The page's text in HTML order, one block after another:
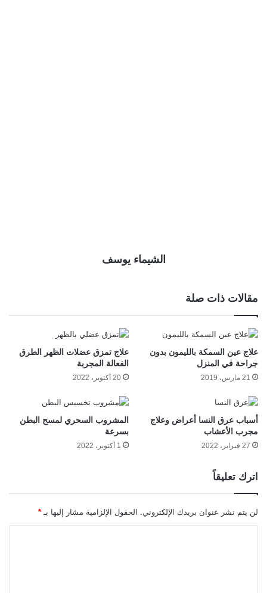
الشيماء يوسف
مقالات ذات صلة
علاج عين السمكة بالليمون بدون
جراحة في المنزل
21 مارس، 2019
علاج تمزق عضلات الظهر الطرق
الفعالة المجربة
20 أكتوبر، 2022
أسباب عرق النسا أعراض وعلاج
مجرب الأعشاب
27 فبراير، 2022
المشروب السحري لمسح البطن
بسرعة
1 أكتوبر، 2022
اترك تعليقاً
لن يتم نشر عنوان بريدك الإلكتروني. الحقول الإلزامية مشار إليها بـ *